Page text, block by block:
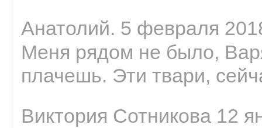
Анатолий. 5 февраля
Меня рядом не было,
плачешь. Эти твари,
Виктория Сотникова 12